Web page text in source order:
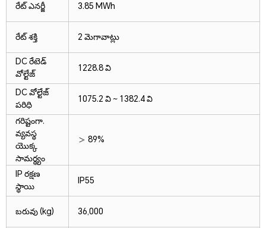
రేట్ ఎనర్జీ 3.85 MWh
రేట్ శక్తి 2 మెగావాట్లు
DC రేటెడ్
వోల్టేజ్
1228.8 వి
DC వోల్టేజ్
పరిధి
1075.2 వి ~ 1382.4 వి
గరిష్టంగా.
వ్యవస్థ
యొక్క
సామర్థ్యం
＞ 89%
IP రక్షణ
స్థాయి
IP55
బరువు (kg) 36,000